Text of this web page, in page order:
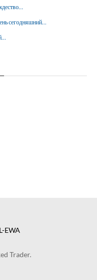
сегодняшний…
EWA
Trader.